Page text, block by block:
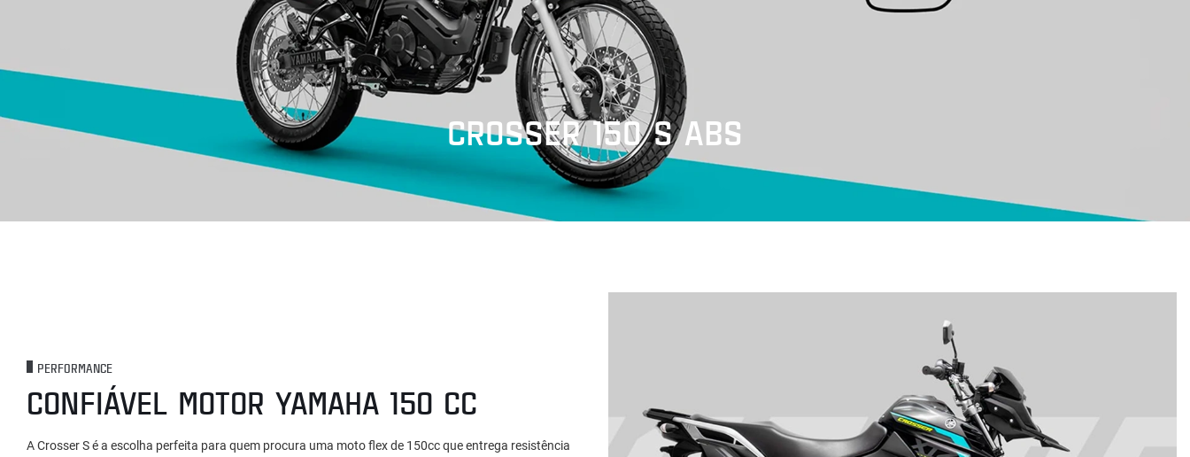
CROSSER 150 S ABS
PERFORMANCE
CONFIÁVEL MOTOR YAMAHA 150 CC
A Crosser S é a escolha perfeita para quem procura uma moto flex de 150cc que entrega resistência